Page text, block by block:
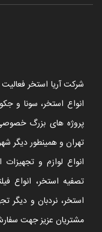
انواع استخر، سونا و
پروژه های بزرگ
تهران و همینطور دیگر
انواع لوازم و
تصفیه استخر، انواع
استخر، نردبان و دیگر
مشتریان عزیز جهت